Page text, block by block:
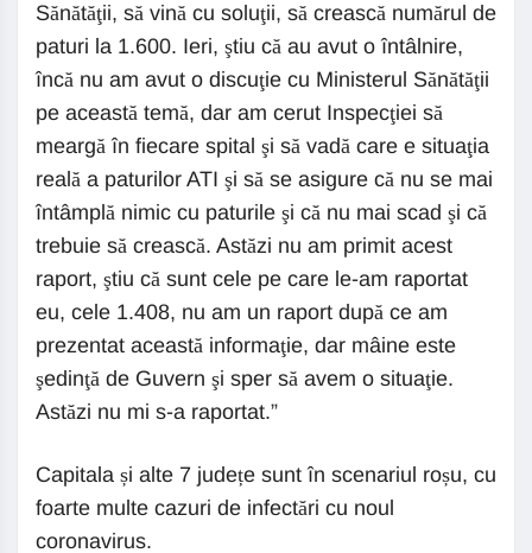
Sănătăţii, să vină cu soluţii, să crească numărul de
paturi la 1.600. Ieri, ştiu că au avut o întâlnire,
încă nu am avut o discuţie cu Ministerul Sănătăţii
pe această temă, dar am cerut Inspecţiei să
meargă în fiecare spital şi să vadă care e situaţia
reală a paturilor ATI şi să se asigure că nu se mai
întâmplă nimic cu paturile şi că nu mai scad şi că
trebuie să crească. Astăzi nu am primit acest
raport, ştiu că sunt cele pe care le-am raportat
eu, cele 1.408, nu am un raport după ce am
prezentat această informaţie, dar mâine este
şedinţă de Guvern şi sper să avem o situaţie.
Astăzi nu mi s-a raportat.”
Capitala și alte 7 județe sunt în scenariul roșu, cu
foarte multe cazuri de infectări cu noul
coronavirus.